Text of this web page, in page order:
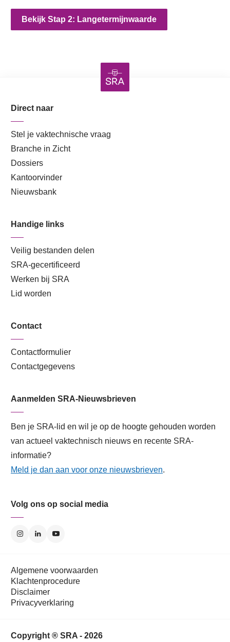
Bekijk Stap 2: Langetermijnwaarde
Direct naar
Stel je vaktechnische vraag
Branche in Zicht
Dossiers
Kantoorvinder
Nieuwsbank
Handige links
Veilig bestanden delen
SRA-gecertificeerd
Werken bij SRA
Lid worden
Contact
Contactformulier
Contactgegevens
Aanmelden SRA-Nieuwsbrieven
Ben je SRA-lid en wil je op de hoogte gehouden worden
van actueel vaktechnisch nieuws en recente SRA-
informatie?
Meld je dan aan voor onze nieuwsbrieven.
Volg ons op social media
Algemene voorwaarden
Klachtenprocedure
Disclaimer
Privacyverklaring
Copyright ® SRA - 2026